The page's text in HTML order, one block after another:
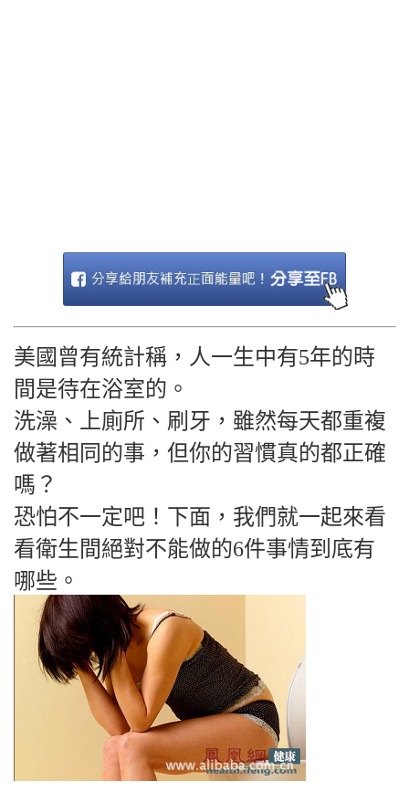
美國曾有統計稱，人一生中有5年的時
間是待在浴室的。
洗澡、上廁所、刷牙，雖然每天都重複
做著相同的事，但你的習慣真的都正確
嗎？
恐怕不一定吧！下面，我們就一起來看
看衛生間絕對不能做的6件事情到底有
哪些。